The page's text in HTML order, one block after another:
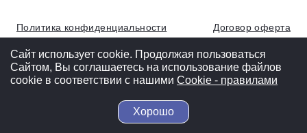
Политика конфиденциальности
Договор оферта
Обработка персональных данных
СОУТ
Полная версия
© 2004-2026 ВелоСклад.ру - более 20 лет радуем Вас!
Сайт использует cookie. Продолжая пользоваться
Сайтом, Вы соглашаетесь на использование файлов
cookie в соответствии с нашими Cookiе - правилами
Хорошо